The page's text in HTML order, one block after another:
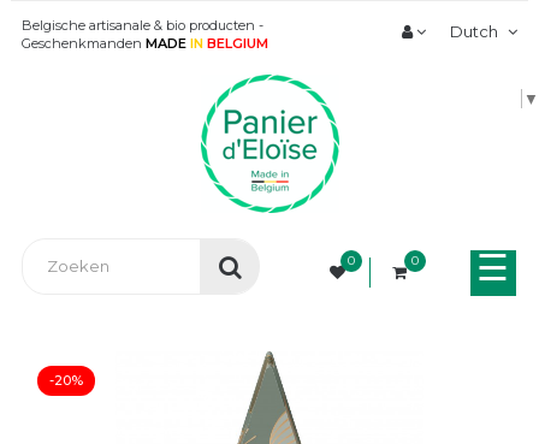
Belgische artisanale & bio producten -
Geschenkmanden MADE IN BELGIUM
Dutch
▼
0 0 ☰
-20%